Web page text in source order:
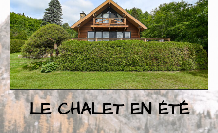
LE CHALET EN ÉTÉ